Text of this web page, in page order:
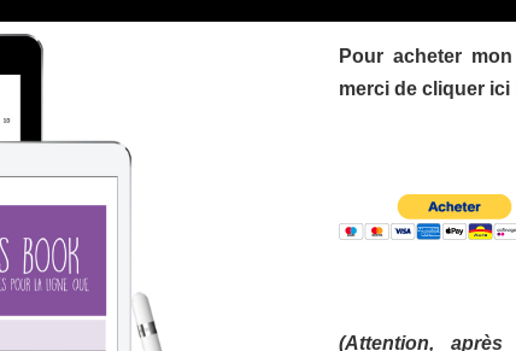
Pour acheter
merci de cliquer ici
(Attention,